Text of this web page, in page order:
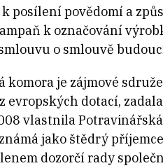
posílení povědomí a
k označování
o smlouvě
komora je zájmové
evropských dotací,
vlastnila Potravinářská
jako štědrý
dozorčí rady